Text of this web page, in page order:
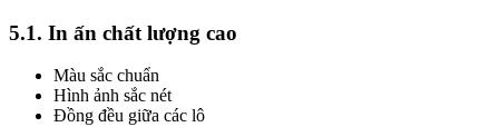
5.1. In ấn chất lượng cao
Màu sắc chuẩn
Hình ảnh sắc nét
Đồng đều giữa các lô